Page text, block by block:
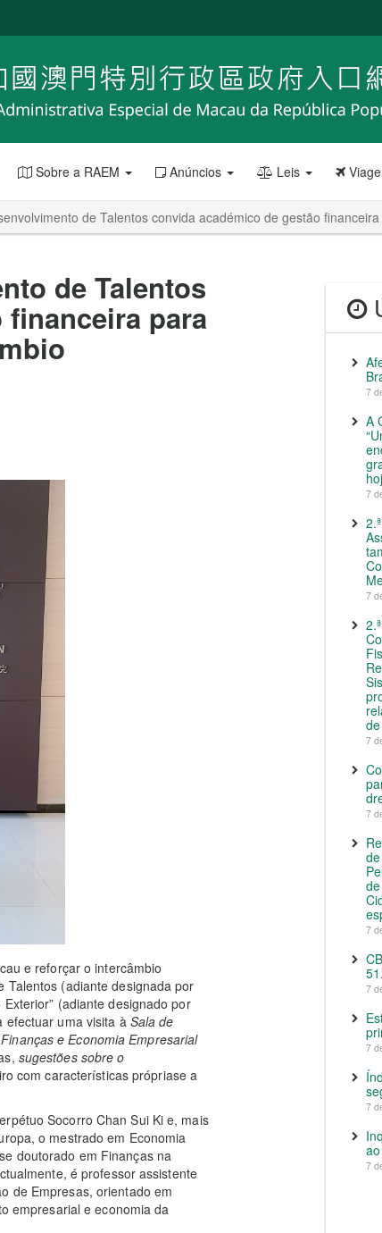
Sobre a RAEM Anúncios Leis
de Talentos convida académico de gestão
de Talentos
para
e reforçar o intercâmbio
Talentos (adiante designada por
(adiante designado por
efectuar uma visita à Sala de
e Economia Empresarial
sugestões sobre o
com características própriase a
Socorro Chan Sui Ki e, mais
o mestrado em Economia
doutorado em Finanças na
é professor assistente
de Empresas, orientado em
empresarial e economia da
7
A
7
7
7
7
7
7
7
7
7